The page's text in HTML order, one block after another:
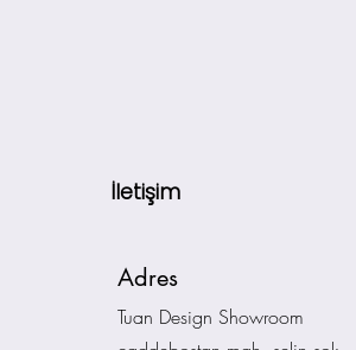
İletişim
Adres
Tuan Design Showroom